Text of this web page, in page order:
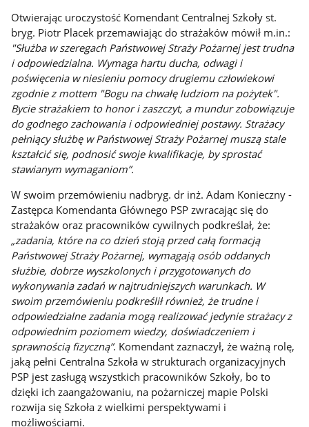
Otwierając uroczystość Komendant Centralnej Szkoły st.
bryg. Piotr Placek przemawiając do strażaków mówił m.in.:
"Służba w szeregach Państwowej Straży Pożarnej jest trudna
i odpowiedzialna. Wymaga hartu ducha, odwagi i
poświęcenia w niesieniu pomocy drugiemu człowiekowi
zgodnie z mottem "Bogu na chwałę ludziom na pożytek".
Bycie strażakiem to honor i zaszczyt, a mundur zobowiązuje
do godnego zachowania i odpowiedniej postawy. Strażacy
pełniący służbę w Państwowej Straży Pożarnej muszą stale
kształcić się, podnosić swoje kwalifikacje, by sprostać
stawianym wymaganiom”.
W swoim przemówieniu nadbryg. dr inż. Adam Konieczny -
Zastępca Komendanta Głównego PSP zwracając się do
strażaków oraz pracowników cywilnych podkreślał, że:
„zadania, które na co dzień stoją przed całą formacją
Państwowej Straży Pożarnej, wymagają osób oddanych
służbie, dobrze wyszkolonych i przygotowanych do
wykonywania zadań w najtrudniejszych warunkach. W
swoim przemówieniu podkreślił również, że trudne i
odpowiedzialne zadania mogą realizować jedynie strażacy z
odpowiednim poziomem wiedzy, doświadczeniem i
sprawnością fizyczną”. Komendant zaznaczył, że ważną rolę,
jaką pełni Centralna Szkoła w strukturach organizacyjnych
PSP jest zasługą wszystkich pracowników Szkoły, bo to
dzięki ich zaangażowaniu, na pożarniczej mapie Polski
rozwija się Szkoła z wielkimi perspektywami i
możliwościami.